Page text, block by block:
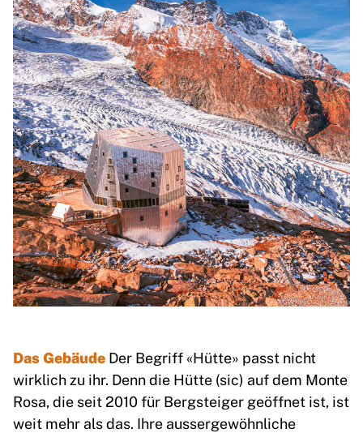
Das Gebäude Der Begriff «Hütte» passt nicht
wirklich zu ihr. Denn die Hütte (sic) auf dem Monte
Rosa, die seit 2010 für Bergsteiger geöffnet ist, ist
weit mehr als das. Ihre aussergewöhnliche